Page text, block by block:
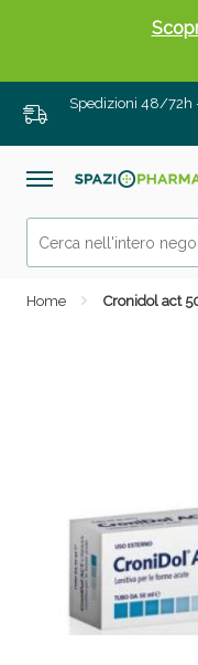
Spedizioni 48/72h
Home Cronidol act